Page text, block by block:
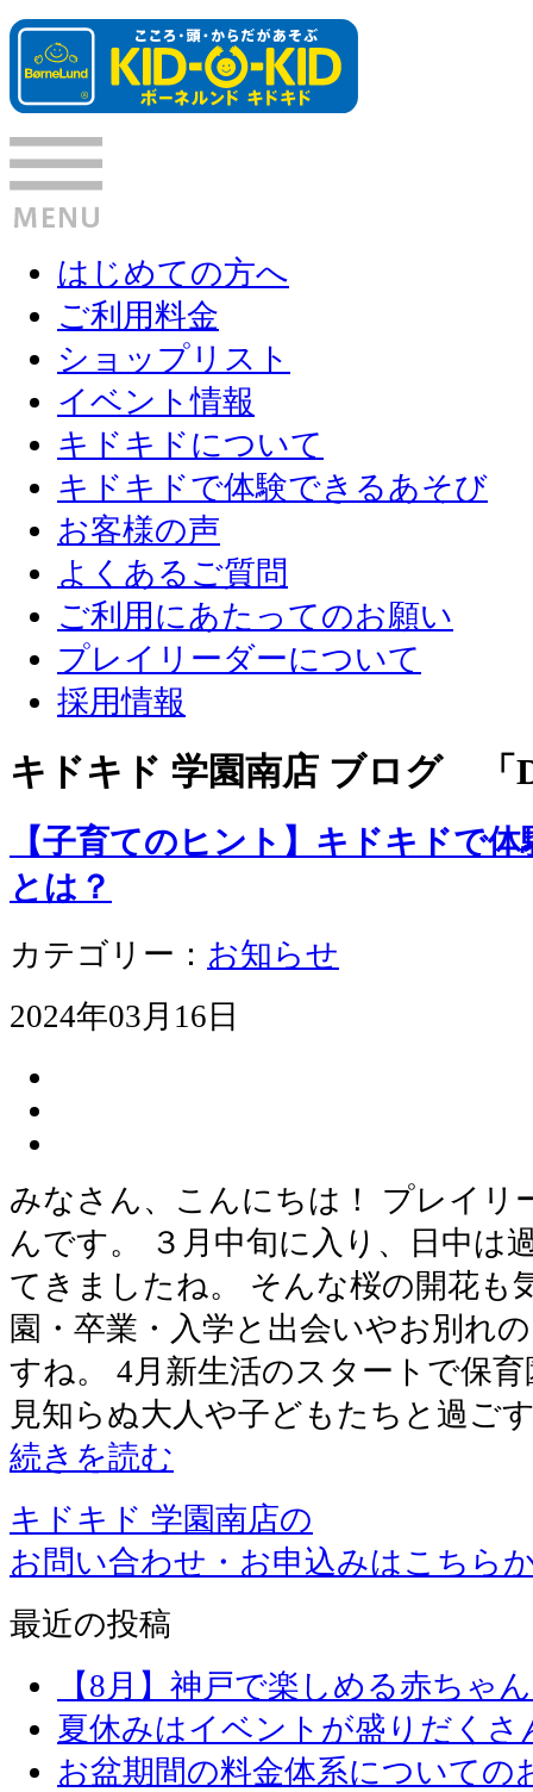
はじめての方へ
ご利用料金
ショップリスト
イベント情報
キドキドについて
キドキドで体験できるあそび
お客様の声
よくあるご質問
ご利用にあたってのお願い
プレイリーダーについて
採用情報
キドキド 学園南店 ブログ 「
【子育てのヒント】キドキドで
とは？
カテゴリー： お知らせ
2024年03月16日
みなさん、こんにちは！ プレイリ
んです。 ３月中旬に入り、日中は
てきましたね。 そんな桜の開花も
園・卒業・入学と出会いやお別れ
すね。 4月新生活のスタートで保
見知らぬ大人や子どもたちと過ご
続きを読む
キドキド 学園南店の
お問い合わせ・お申込みはこちら
最近の投稿
【8月】神戸で楽しめる赤ちゃ
夏休みはイベントが盛りだくさ
お盆期間の料金体系についての